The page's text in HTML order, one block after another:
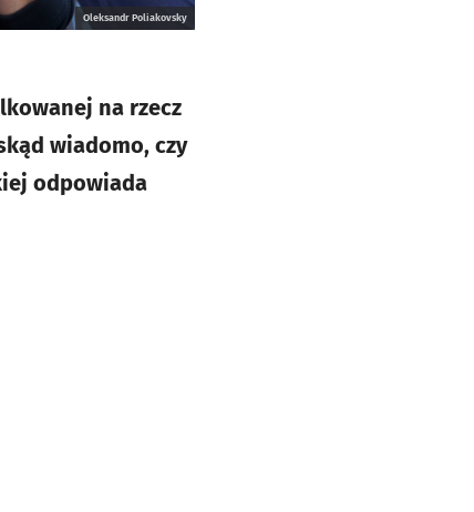
Oleksandr Poliakovsky
na rzecz
wiadomo, czy
odpowiada